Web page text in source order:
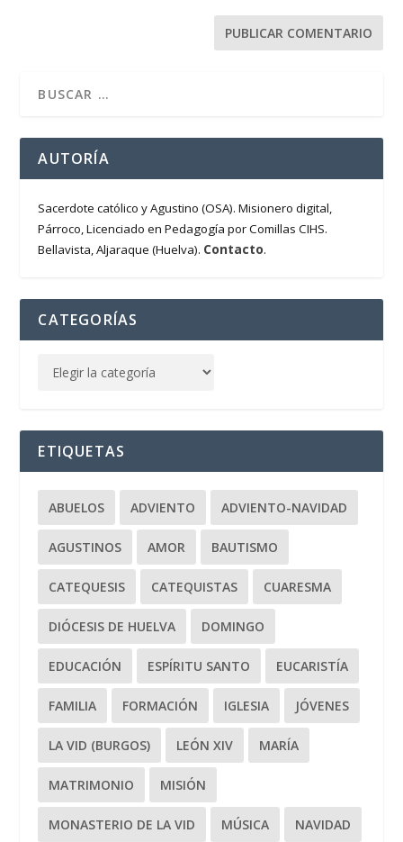
AUTORÍA
Sacerdote católico y Agustino (OSA). Misionero digital,
Párroco, Licenciado en Pedagogía por Comillas CIHS.
Bellavista, Aljaraque (Huelva). Contacto.
CATEGORÍAS
ETIQUETAS
ABUELOS ADVIENTO ADVIENTO-NAVIDAD
AGUSTINOS AMOR BAUTISMO
CATEQUESIS CATEQUISTAS CUARESMA
DIÓCESIS DE HUELVA DOMINGO
EDUCACIÓN ESPÍRITU SANTO EUCARISTÍA
FAMILIA FORMACIÓN IGLESIA JÓVENES
LA VID (BURGOS) LEÓN XIV MARÍA
MATRIMONIO MISIÓN
MONASTERIO DE LA VID MÚSICA NAVIDAD